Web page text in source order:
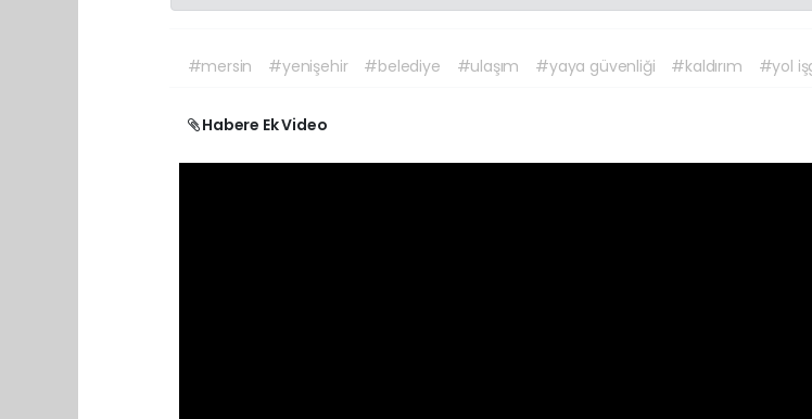
#mersin #yenişehir #belediye #ulaşım #yaya güvenliği #kaldırım #yol
Habere Ek Video